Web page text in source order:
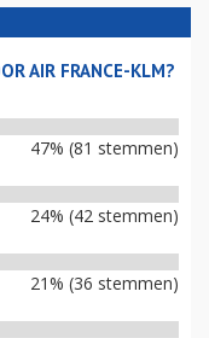
AIR FRANCE-KLM?
47% (81 stemmen)
24% (42 stemmen)
21% (36 stemmen)